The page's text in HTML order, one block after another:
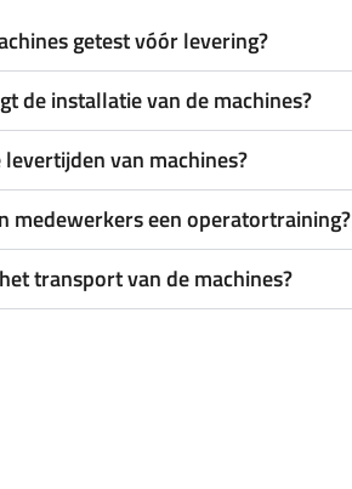
getest vóór levering?
de installatie van de machines?
van machines?
medewerkers een operatortraining?
transport van de machines?